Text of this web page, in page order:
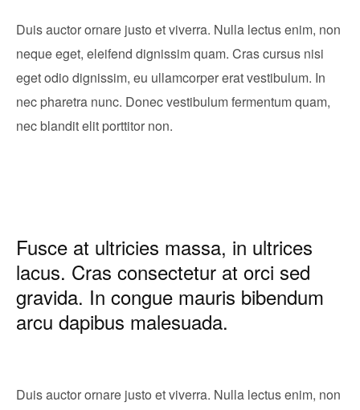
Duis auctor ornare justo et viverra. Nulla lectus enim, non
neque eget, eleifend dignissim quam. Cras cursus nisi
eget odio dignissim, eu ullamcorper erat vestibulum. In
nec pharetra nunc. Donec vestibulum fermentum quam,
nec blandit elit porttitor non.
Fusce at ultricies massa, in ultrices
lacus. Cras consectetur at orci sed
gravida. In congue mauris bibendum
arcu dapibus malesuada.
Duis auctor ornare justo et viverra. Nulla lectus enim, non